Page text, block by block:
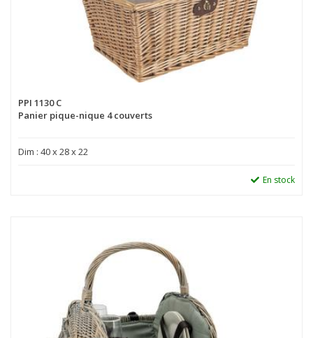
PPI 1130 C
Panier pique-nique 4 couverts
Dim : 40 x 28 x 22
En stock